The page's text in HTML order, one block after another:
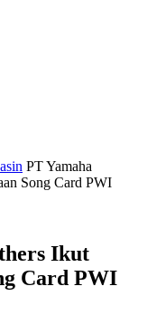
PT Yamaha
Song Card PWI
Ikut
Card PWI